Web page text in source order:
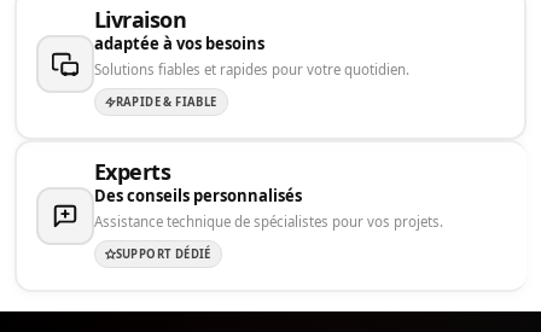
Livraison
adaptée à vos besoins
Solutions fiables et rapides pour votre quotidien.
RAPIDE & FIABLE
Experts
Des conseils personnalisés
Assistance technique de spécialistes pour vos projets.
SUPPORT DÉDIÉ